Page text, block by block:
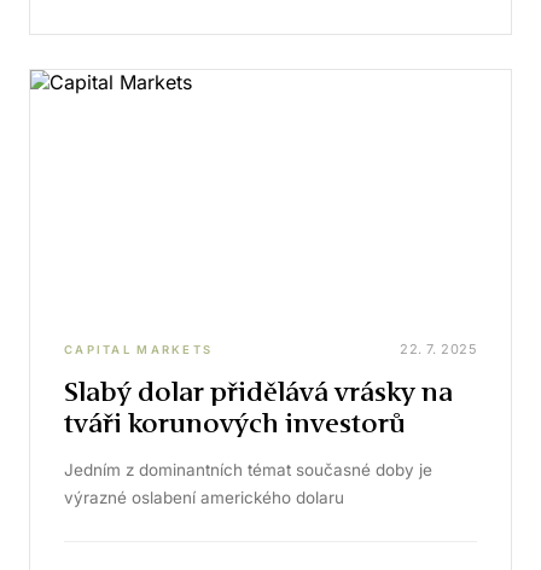
CAPITAL MARKETS 22. 7. 2025
Slabý dolar přidělává vrásky na
tváři korunových investorů
Jedním z dominantních témat současné doby je
výrazné oslabení amerického dolaru